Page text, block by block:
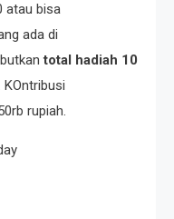
atau bisa
ada di
total hadiah 10
rupiah.